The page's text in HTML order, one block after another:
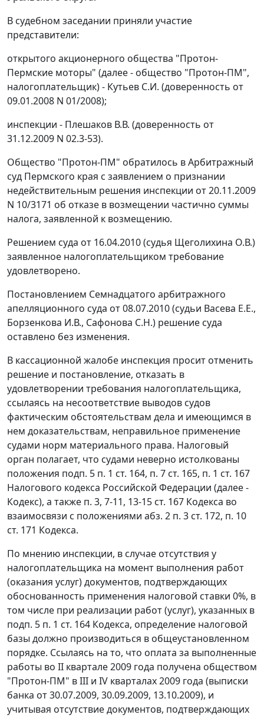
В судебном заседании приняли участие
представители:
открытого акционерного общества "Протон-
Пермские моторы" (далее - общество "Протон-ПМ",
налогоплательщик) - Кутьев С.И. (доверенность от
09.01.2008 N 01/2008);
инспекции - Плешаков В.В. (доверенность от
31.12.2009 N 02.3-53).
Общество "Протон-ПМ" обратилось в Арбитражный
суд Пермского края с заявлением о признании
недействительным решения инспекции от 20.11.2009
N 10/3171 об отказе в возмещении частично суммы
налога, заявленной к возмещению.
Решением суда от 16.04.2010 (судья Щеголихина О.В.)
заявленное налогоплательщиком требование
удовлетворено.
Постановлением Семнадцатого арбитражного
апелляционного суда от 08.07.2010 (судьи Васева Е.Е.,
Борзенкова И.В., Сафонова С.Н.) решение суда
оставлено без изменения.
В кассационной жалобе инспекция просит отменить
решение и постановление, отказать в
удовлетворении требования налогоплательщика,
ссылаясь на несоответствие выводов судов
фактическим обстоятельствам дела и имеющимся в
нем доказательствам, неправильное применение
судами норм материального права. Налоговый
орган полагает, что судами неверно истолкованы
положения подп. 5 п. 1 ст. 164, п. 7 ст. 165, п. 1 ст. 167
Налогового кодекса Российской Федерации (далее -
Кодекс), а также п. 3, 7-11, 13-15 ст. 167 Кодекса во
взаимосвязи с положениями абз. 2 п. 3 ст. 172, п. 10
ст. 171 Кодекса.
По мнению инспекции, в случае отсутствия у
налогоплательщика на момент выполнения работ
(оказания услуг) документов, подтверждающих
обоснованность применения налоговой ставки 0%, в
том числе при реализации работ (услуг), указанных в
подп. 5 п. 1 ст. 164 Кодекса, определение налоговой
базы должно производиться в общеустановленном
порядке. Ссылаясь на то, что оплата за выполненные
работы во II квартале 2009 года получена обществом
"Протон-ПМ" в III и IV кварталах 2009 года (выписки
банка от 30.07.2009, 30.09.2009, 13.10.2009), и
учитывая отсутствие документов, подтверждающих